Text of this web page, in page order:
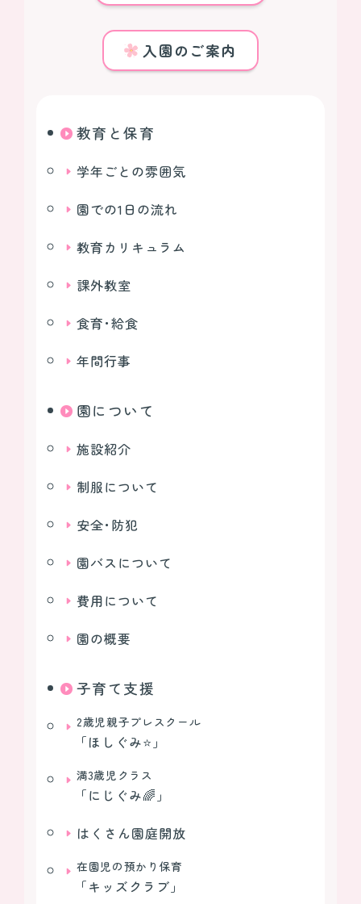
入園のご案内
教育と保育
学年ごとの雰囲気
園での1日の流れ
教育カリキュラム
課外教室
食育･給食
年間行事
園について
施設紹介
制服について
安全･防犯
園バスについて
費用について
園の概要
子育て支援
2歳児親子プレスクール
｢ほしぐみ⭐｣
満3歳児クラス
｢にじぐみ🌈｣
はくさん園庭開放
在園児の預かり保育
｢キッズクラブ｣